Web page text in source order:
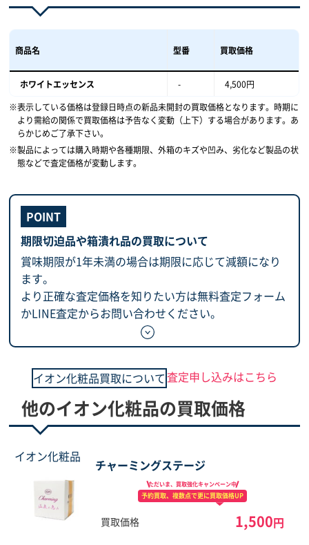
商品名 型番 買取価格
ホワイトエッセンス -
4,500円
表示している価格は登録日時点の新品未開封の買取価格となります。時期に
より需給の関係で買取価格は予告なく変動（上下）する場合があります。あ
らかじめご了承下さい。
製品によっては購入時期や各種期限、外箱のキズや凹み、劣化など製品の状
態などで査定価格が変動します。
期限切迫品や箱潰れ品の買取について
賞味期限が1年未満の場合は期限に応じて減額になり
ます。
より正確な査定価格を知りたい方は無料査定フォーム
かLINE査定からお問い合わせください。
イオン化粧品買取について査定申し込みはこちら
他のイオン化粧品の買取価格
イオン化粧品
チャーミングステージ
ただいま、買取強化キャンペーン中
予約買取、複数点で更に買取価格UP
買取価格 1,500円